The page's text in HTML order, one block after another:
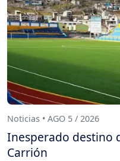
Noticias • AGO 5 / 2026
Inesperado destino
Carrión